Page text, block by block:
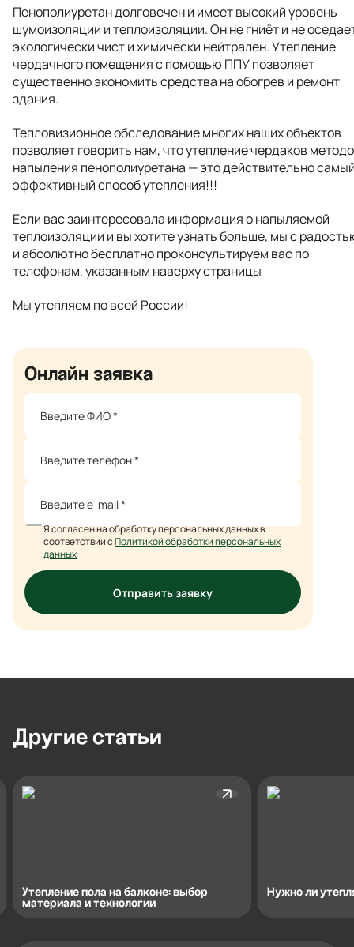
Пенополиуретан долговечен и имеет высокий уровень
шумоизоляции и теплоизоляции. Он не гниёт и не
экологически чист и химически нейтрален. Утепление
чердачного помещения с помощью ППУ позволяет
существенно экономить средства на обогрев и ремонт
здания.
Тепловизионное обследование многих наших объектов
позволяет говорить нам, что утепление чердаков
напыления пенополиуретана — это действительно
эффективный способ утепления!!!
Если вас заинтересовала информация о напыляемой
теплоизоляции и вы хотите узнать больше, мы с
и абсолютно бесплатно проконсультируем вас по
телефонам, указанным наверху страницы
Мы утепляем по всей России!
Онлайн заявка
Я согласен на обработку персональных данных в
соответствии сПолитикой обработки персональных
данных
Отправить заявку
Другие статьи
Утепление пола на балконе: выбор
материала и технологии
Нужно ли